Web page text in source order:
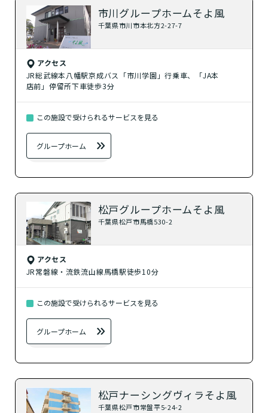
市川グループホームそよ風
千葉県市川市本北方2-27-7
アクセス
JR総武線本八幡駅京成バス「市川学園」行乗車、「JA本
店前」停留所下車徒歩3分
この施設で受けられるサービスを見る
グループホーム
松戸グループホームそよ風
千葉県松戸市馬橋530-2
アクセス
JR常磐線・流鉄流山線馬橋駅徒歩10分
この施設で受けられるサービスを見る
グループホーム
松戸ナーシングヴィラそよ風
千葉県松戸市常盤平5-24-2